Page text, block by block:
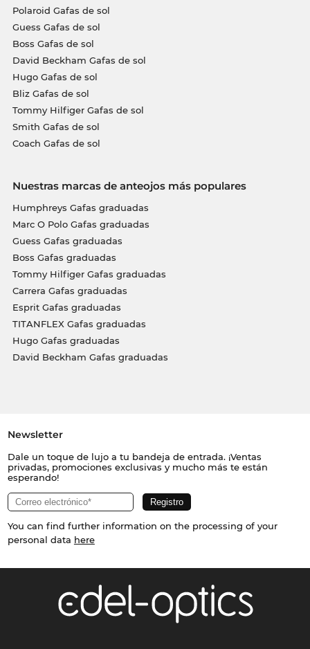
Polaroid Gafas de sol
Guess Gafas de sol
Boss Gafas de sol
David Beckham Gafas de sol
Hugo Gafas de sol
Bliz Gafas de sol
Tommy Hilfiger Gafas de sol
Smith Gafas de sol
Coach Gafas de sol
Nuestras marcas de anteojos más populares
Humphreys Gafas graduadas
Marc O Polo Gafas graduadas
Guess Gafas graduadas
Boss Gafas graduadas
Tommy Hilfiger Gafas graduadas
Carrera Gafas graduadas
Esprit Gafas graduadas
TITANFLEX Gafas graduadas
Hugo Gafas graduadas
David Beckham Gafas graduadas
Newsletter
Dale un toque de lujo a tu bandeja de entrada. ¡Ventas
privadas, promociones exclusivas y mucho más te están
esperando!
You can find further information on the processing of your
personal data here